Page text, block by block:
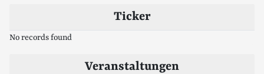
Ticker
No records found
Veranstaltungen